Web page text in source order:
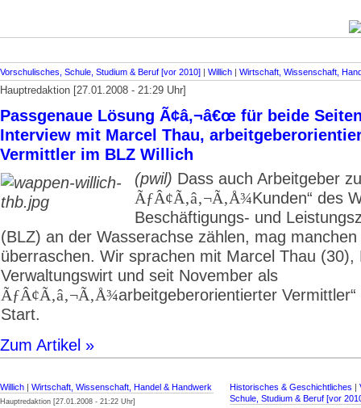
Vorschulisches, Schule, Studium & Beruf [vor 2010] | Willich | Wirtschaft, Wissenschaft,
Hauptredaktion [27.01.2008 - 21:29 Uhr]
Passgenaue Lösung Ã¢â‚¬â€œ für beide
Interview mit Marcel Thau,
Vermittler im BLZ Willich
(pwil) Dass auch Arbeitgeber
ÃƒÂ¢Ã‚â‚¬Ã‚Å¾Kunden“ des
Beschäftigungs- und
(BLZ) an der Wasserachse zählen, mag manchen
überraschen. Wir sprachen mit Marcel Thau (30),
Verwaltungswirt und seit November als
ÃƒÂ¢Ã‚â‚¬Ã‚Å¾arbeitgeberorientierter
Start.
Zum Artikel »
Willich | Wirtschaft, Wissenschaft, Handel & Handwerk
Hauptredaktion [27.01.2008 - 21:22 Uhr]
Historisches & Geschichtliches |
Schule, Studium & Beruf [vor